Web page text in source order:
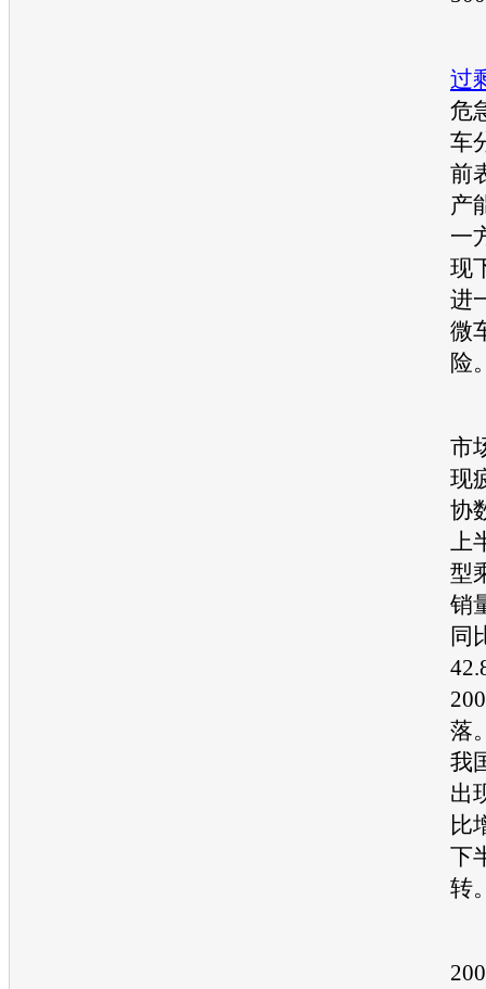
过
危
车
前
产
一
现
进
微
险
市
现
协
型
销
同
落
我
出
比
下
转